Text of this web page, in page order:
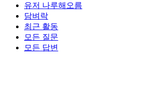
유저 나루해오름
담벼락
최근 활동
모든 질문
모든 답변